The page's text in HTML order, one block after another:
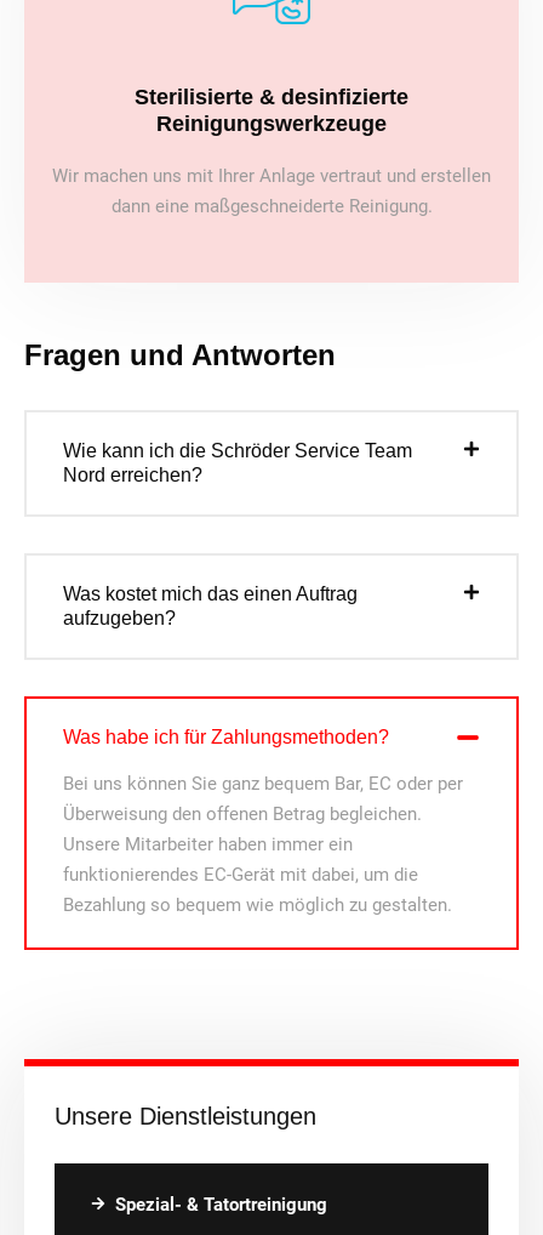
Unsere Dienstleistungen
Spezial- & Tatortreinigung
Sterilisierte & desinfizierte
Reinigungswerkzeuge
Wir machen uns mit Ihrer Anlage vertraut und erstellen
dann eine maßgeschneiderte Reinigung.
Fragen und Antworten
Wie kann ich die Schröder Service Team
Nord erreichen?
Was kostet mich das einen Auftrag
aufzugeben?
Was habe ich für Zahlungsmethoden?
Bei uns können Sie ganz bequem Bar, EC oder per
Überweisung den offenen Betrag begleichen.
Unsere Mitarbeiter haben immer ein
funktionierendes EC-Gerät mit dabei, um die
Bezahlung so bequem wie möglich zu gestalten.